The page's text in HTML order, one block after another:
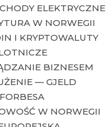
ELEKTRYCZNE
W NORWEGII
I KRYPTOWALUTY
BIZNESEM
— GJELD
W NORWEGII